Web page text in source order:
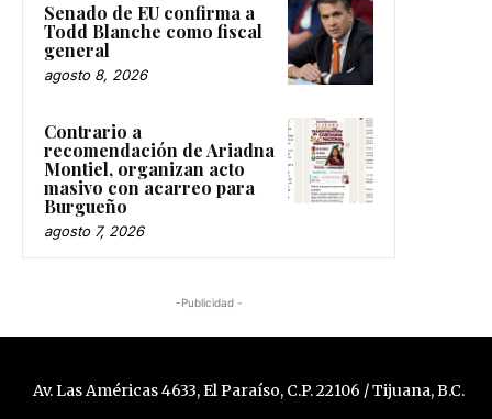
Senado de EU confirma a
Todd Blanche como fiscal
general
agosto 8, 2026
Contrario a
recomendación de Ariadna
Montiel, organizan acto
masivo con acarreo para
Burgueño
agosto 7, 2026
-Publicidad -
Av. Las Américas 4633, El Paraíso, C.P. 22106 / Tijuana, B.C.